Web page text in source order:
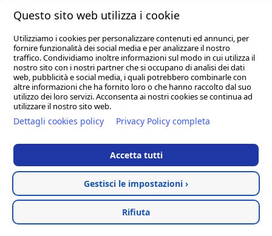
Fax: 0824 817 977
Del Vecchio Agriservizi Srl
- C.da Tre Pietre, snc, 82034
Guardia Sanframondi (BN) P.IVA 01472040623
Rea BN123197 Cap.soc € 45.000,00 i.v. - Pec :
delvecchioagriservizisrl@legalmail.it
Hosted & created by
Questo sito web utilizza i cookie
Utilizziamo i cookies per personalizzare contenuti ed annunci, per
fornire funzionalità dei social media e per analizzare il nostro
traffico. Condividiamo inoltre informazioni sul modo in cui utilizza il
nostro sito con i nostri partner che si occupano di analisi dei dati
web, pubblicità e social media, i quali potrebbero combinarle con
altre informazioni che ha fornito loro o che hanno raccolto dal suo
utilizzo dei loro servizi. Acconsenta ai nostri cookies se continua ad
utilizzare il nostro sito web.
Dettagli cookies policy Privacy Policy completa
Accetta tutti
Gestisci le impostazioni ›
Rifiuta